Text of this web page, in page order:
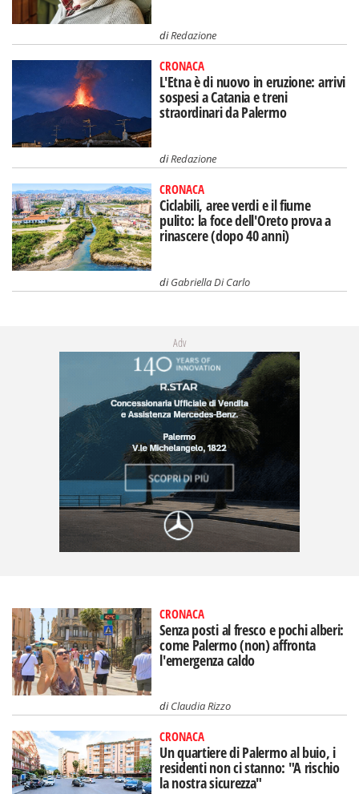
diRedazione
CRONACA
L'Etna è di nuovo in eruzione: arrivi
sospesi a Catania e treni
straordinari da Palermo
diRedazione
CRONACA
Ciclabili, aree verdi e il fiume
pulito: la foce dell'Oreto prova a
rinascere (dopo 40 anni)
diGabriella Di Carlo
Adv
CRONACA
Senza posti al fresco e pochi alberi:
come Palermo (non) affronta
l'emergenza caldo
diClaudia Rizzo
CRONACA
Un quartiere di Palermo al buio, i
residenti non ci stanno: "A rischio
la nostra sicurezza"